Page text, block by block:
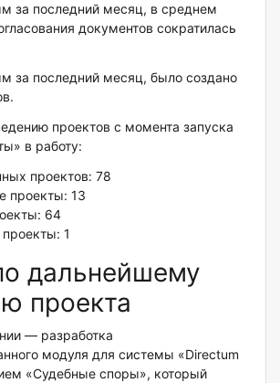
за последний месяц, в среднем
документов сократилась
за последний месяц, было создано
проектов с момента запуска
в работу:
проектов: 78
проекты: 13
64
1
дальнейшему
проекта
— разработка
модуля для системы «Directum
«Судебные споры», который